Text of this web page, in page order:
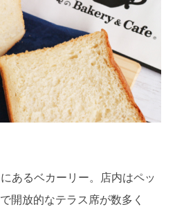
あるベカーリー。店内はペッ
開放的なテラス席が数多く